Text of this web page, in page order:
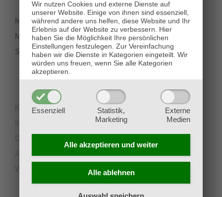
Wir nutzen Cookies und externe Dienste auf
unserer Website. Einige von ihnen sind essenziell,
während andere uns helfen, diese Website und Ihr
Erlebnis auf der Website zu verbessern. Hier
haben Sie die Möglichkeit Ihre persönlichen
Einstellungen festzulegen. Zur Vereinfachung
haben wir die Dienste in Kategorien eingeteilt. Wir
würden uns freuen, wenn Sie alle Kategorien
akzeptieren.
Essenziell
Statistik,
Marketing
Externe
Medien
Alle akzeptieren und weiter
Alle ablehnen
Montag-Dienstag 11:00 - 18:00
Mittwoch-Freitag 11:00-19:00
Samstag 12:00 - 18:00
Kontakt